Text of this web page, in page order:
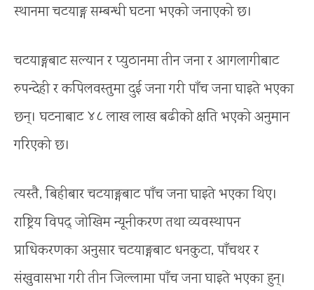
स्थानमा चटयाङ्ग सम्बन्धी घटना भएको जनाएको छ।
चटयाङ्गबाट सल्यान र प्युठानमा तीन जना र आगलागीबाट
रुपन्देही र कपिलवस्तुमा दुई जना गरी पाँच जना घाइते भएका
छन्। घटनाबाट ४८ लाख लाख बढीको क्षति भएको अनुमान
गरिएको छ।
त्यस्तै, बिहीबार चटयाङ्गबाट पाँच जना घाइते भएका थिए।
राष्ट्रिय विपद् जोखिम न्यूनीकरण तथा व्यवस्थापन
प्राधिकरणका अनुसार चटयाङ्गबाट धनकुटा, पाँचथर र
संखुवासभा गरी तीन जिल्लामा पाँच जना घाइते भएका हुन्।